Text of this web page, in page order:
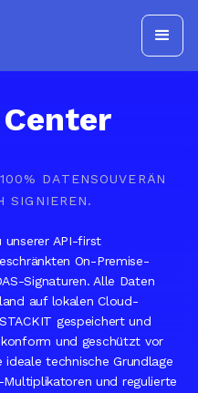
DATENSOUVERÄN
SIGNIEREN.
unserer API-first
On-Premise-
Signaturen. Alle Daten
auf lokalen Cloud-
gespeichert und
und geschützt vor
technische Grundlage
und regulierte